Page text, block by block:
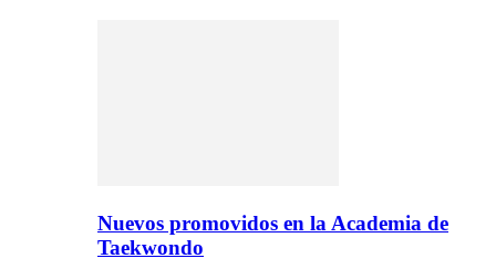
Nuevos promovidos en la Academia de
Taekwondo